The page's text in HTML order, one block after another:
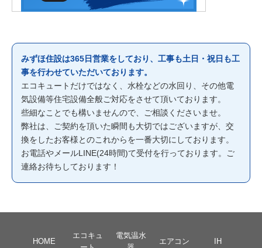
みずほ住設は365日営業をしており、工事も土日・祝日も工
事を行わせていただいております。
エコキュートだけではなく、水栓などの水回り、その他電
気設備等住宅設備全般ご対応をさせて頂いております。
些細なことでも構いませんので、ご相談くださいませ。
弊社は、ご契約を頂いた瞬間も大切ではございますが、交
換をしたお客様とのこれからを一番大切にしております。
お電話やメールLINE(24時間)て受付を行っております。ご
連絡お待ちしております！
HOME
エコキュ
電気温水
エアコン IH